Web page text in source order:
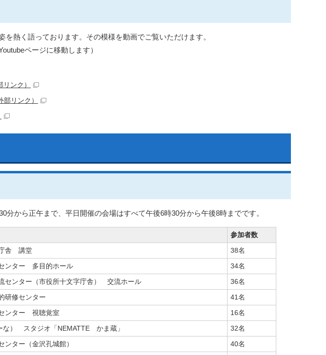
熱く語っております。その模様を動画でご覧いただけます。
ページに移動します）
リンク）
部リンク）
分から正午まで、平日開催の会場はすべて午後6時30分から午後8時までです。
参加者数
舎 講堂
38名
ンター 多目的ホール
34名
センター（市役所十文字庁舎） 交流ホール
36名
研修センター
41名
ンター 視聴覚室
16名
な） スタジオ「NEMATTE かま蔵」
32名
ンター（金沢孔城館）
40名